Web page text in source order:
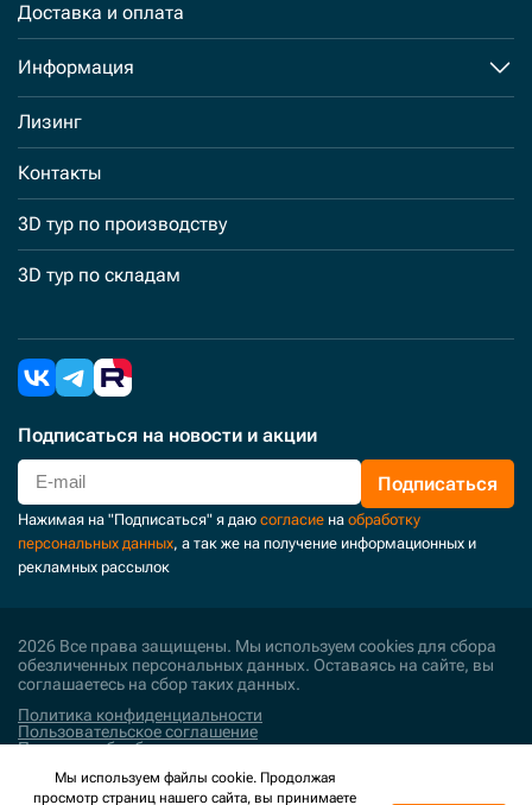
Доставка и оплата
Информация
Лизинг
Контакты
3D тур по производству
3D тур по складам
Подписаться на новости и акции
Подписаться
Нажимая на "Подписаться" я даю согласие на обработку
персональных данных, а так же на получение информационных и
рекламных рассылок
2026 Все права защищены. Мы используем cookies для сбора
обезличенных персональных данных. Оставаясь на сайте, вы
соглашаетесь на сбор таких данных.
Политика конфиденциальности
Пользовательское соглашение
Политика обработки персональных данных
Поддержка и развитие
Мы используем файлы cookie. Продолжая
просмотр страниц нашего сайта, вы принимаете